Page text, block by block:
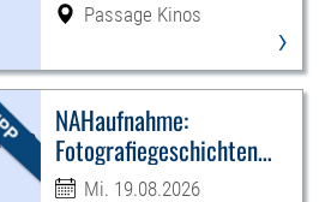
Passage Kinos
›
NAHaufnahme:
Fotografiegeschichten
Leipzigs
Mi. 19.08.2026